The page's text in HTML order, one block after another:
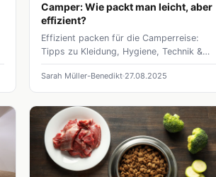
Camper: Wie packt man leicht, aber
effizient?
Effizient packen für die Camperreise:
Tipps zu Kleidung, Hygiene, Technik &
Verstausystemen – für mehr Komfort und
Freiheit unterwegs im Wohnmobil.
Sarah Müller-Benedikt 27.08.2025